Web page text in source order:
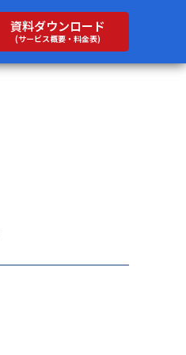
資料ダウンロード
(サービス概要・料金表)